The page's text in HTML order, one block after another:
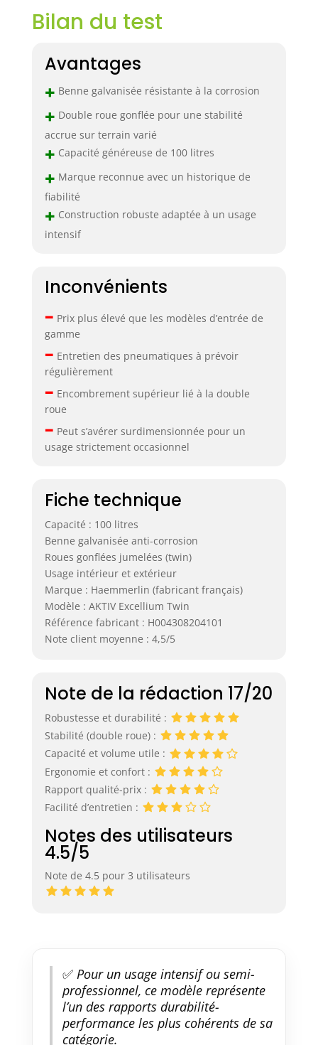
Bilan du test
Avantages
+ Benne galvanisée résistante à la corrosion
+ Double roue gonflée pour une stabilité
accrue sur terrain varié
+ Capacité généreuse de 100 litres
+ Marque reconnue avec un historique de
fiabilité
+ Construction robuste adaptée à un usage
intensif
Inconvénients
– Prix plus élevé que les modèles d’entrée de
gamme
– Entretien des pneumatiques à prévoir
régulièrement
– Encombrement supérieur lié à la double
roue
– Peut s’avérer surdimensionnée pour un
usage strictement occasionnel
Fiche technique
Capacité : 100 litres
Benne galvanisée anti-corrosion
Roues gonflées jumelées (twin)
Usage intérieur et extérieur
Marque : Haemmerlin (fabricant français)
Modèle : AKTIV Excellium Twin
Référence fabricant : H004308204101
Note client moyenne : 4,5/5
Note de la rédaction 17/20
Robustesse et durabilité :
Stabilité (double roue) :
Capacité et volume utile :
Ergonomie et confort :
Rapport qualité-prix :
Facilité d’entretien :
Notes des utilisateurs
4.5/5
Note de 4.5 pour 3 utilisateurs
✅Pour un usage intensif ou semi-
professionnel, ce modèle représente
l’un des rapports durabilité-
performance les plus cohérents de sa
catégorie.